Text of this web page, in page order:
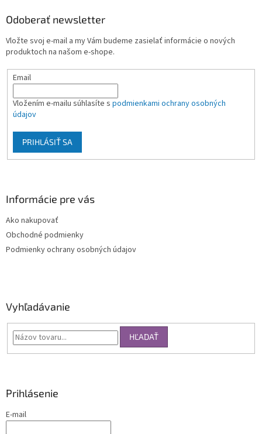
Odoberať newsletter
Vložte svoj e-mail a my Vám budeme zasielať informácie o nových
produktoch na našom e-shope.
Email
Vložením e-mailu súhlasíte s podmienkami ochrany osobných
údajov
PRIHLÁSIŤ SA
Informácie pre vás
Ako nakupovať
Obchodné podmienky
Podmienky ochrany osobných údajov
Vyhľadávanie
HĽADAŤ
Prihlásenie
E-mail